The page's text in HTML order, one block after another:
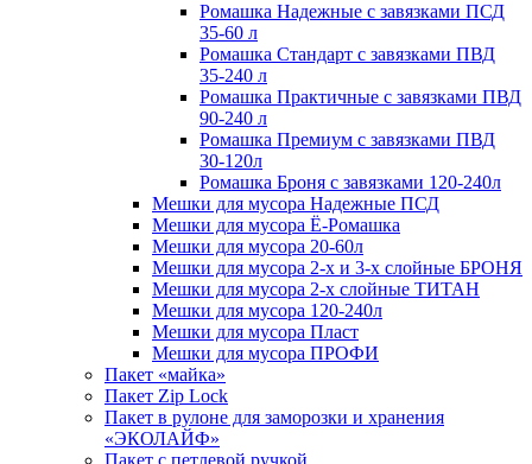
Ромашка Надежные с завязками ПСД
35-60 л
Ромашка Стандарт с завязками ПВД
35-240 л
Ромашка Практичные с завязками ПВД
90-240 л
Ромашка Премиум с завязками ПВД
30-120л
Ромашка Броня с завязками 120-240л
Мешки для мусора Надежные ПСД
Мешки для мусора Ё-Ромашка
Мешки для мусора 20-60л
Мешки для мусора 2-х и 3-х слойные БРОНЯ
Мешки для мусора 2-х слойные ТИТАН
Мешки для мусора 120-240л
Мешки для мусора Пласт
Мешки для мусора ПРОФИ
Пакет «майка»
Пакет Zip Lock
Пакет в рулоне для заморозки и хранения
«ЭКОЛАЙФ»
Пакет с петлевой ручкой